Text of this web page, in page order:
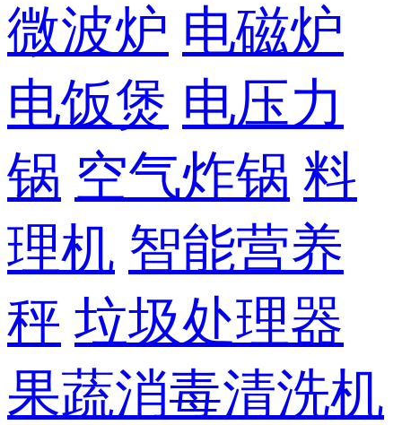
微波炉 电磁炉
电饭煲 电压力
锅 空气炸锅 料
理机 智能营养
秤 垃圾处理器
果蔬消毒清洗机